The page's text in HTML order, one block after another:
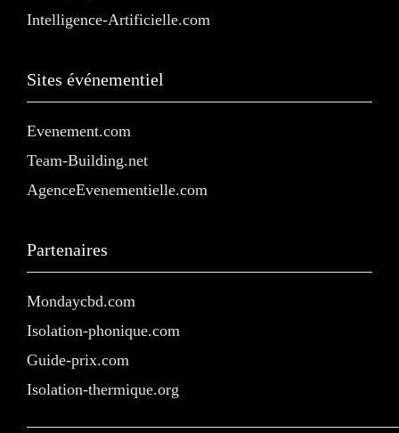
Intelligence-Artificielle.com
Sites événementiel
Evenement.com
Team-Building.net
AgenceEvenementielle.com
Partenaires
Mondaycbd.com
Isolation-phonique.com
Guide-prix.com
Isolation-thermique.org